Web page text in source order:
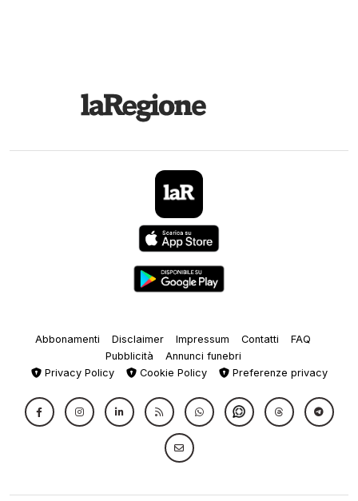
Abbonamenti Disclaimer Impressum Contatti
FAQ
Pubblicità
Annunci funebri
Privacy Policy
Cookie Policy Preferenze privacy